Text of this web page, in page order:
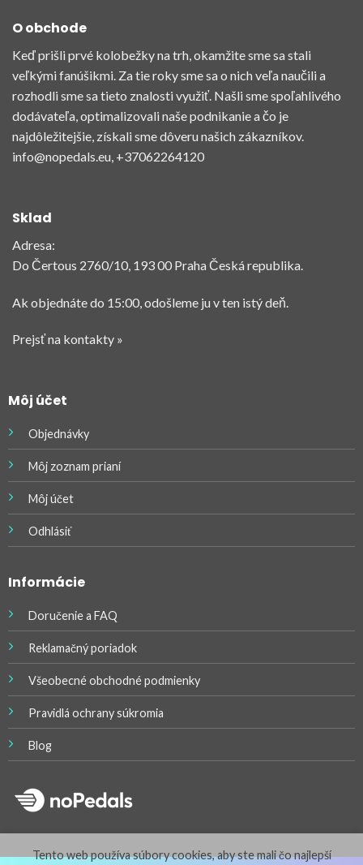
O obchode
Keď prišli prvé kolobežky na trh, okamžite sme sa stali
veľkými fanúšikmi. Za tie roky sme sa o nich veľa naučili a
rozhodli sme sa tieto znalosti využiť. Našli sme spoľahlivého
dodávateľa, optimalizovali naše podnikanie a čo je
najdôležitejšie, získali sme dôveru našich zákazníkov.
info@nopedals.eu, +37062264120
Môj účet
Objednávky
Môj zoznam prianí
Môj účet
Odhlásiť
Informácie
Doručenie a FAQ
Reklamačný poriadok
Všeobecné obchodné podmienky
Pravidlá ochrany súkromia
Blog
Sklad
Adresa:
Do Čertous 2760/10, 193 00 Praha Česká republika.
Ak objednáte do 15:00, odošleme ju v ten istý deň.
Prejsť na kontakty »
Tento web používa súbory cookies, aby ste mali čo najlepší